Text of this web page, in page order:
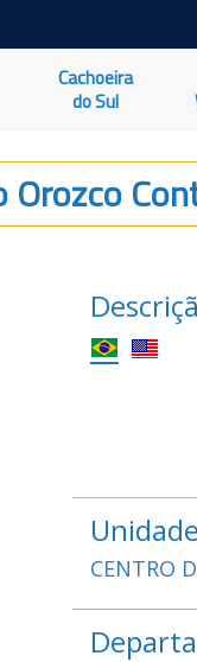
Cachoeira
do Sul
Orozco
CENTRO